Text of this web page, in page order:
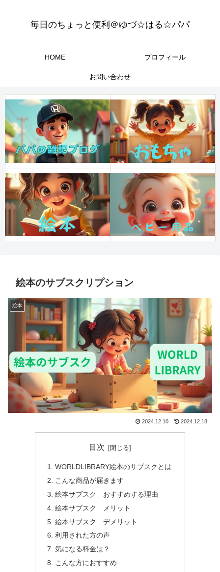
毎日のちょっと便利＠ゆづ☆はる☆パパ
HOME プロフィール
お問い合わせ
絵本のサブスクリプション
絵本
2024.12.10 2024.12.18
目次
WORLDLIBRARY絵本のサブスクとは
こんな商品が届きます
絵本サブスク おすすめする理由
絵本サブスク メリット
絵本サブスク デメリット
利用された方の声
気になる料金は？
こんな方におすすめ